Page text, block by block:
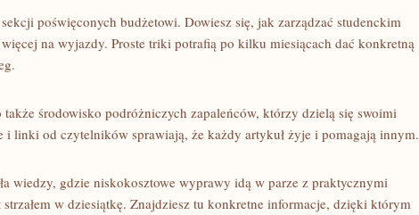
poświęconych budżetowi. Dowiesz się, jak zarządzać studenckim
więcej na wyjazdy. Proste triki potrafią po kilku miesiącach dać konkretną
także środowisko podróżniczych zapaleńców, którzy dzielą się swoimi
i linki od czytelników sprawiają, że każdy artykuł żyje i pomagają innym.
wiedzy, gdzie niskokosztowe wyprawy idą w parze z praktycznymi
w dziesiątkę. Znajdziesz tu konkretne informacje, dzięki którym